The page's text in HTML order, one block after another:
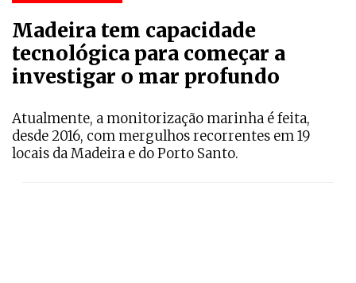
Madeira tem capacidade
tecnológica para começar a
investigar o mar profundo
Atualmente, a monitorização marinha é feita,
desde 2016, com mergulhos recorrentes em 19
locais da Madeira e do Porto Santo.